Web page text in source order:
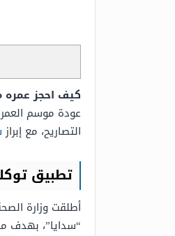
كيف احجز عمره من
عودة موسم
التصاريح، مع إبراز
تطبيق
أطلقت وزارة
“سدايا”، بهدف